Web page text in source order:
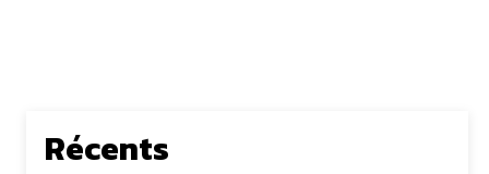
Récents